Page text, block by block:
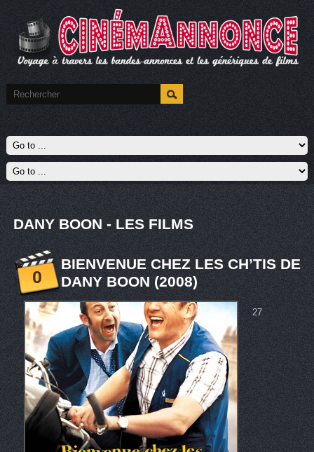
DANY BOON - LES FILMS
0
BIENVENUE CHEZ LES CH’TIS DE
DANY BOON (2008)
27